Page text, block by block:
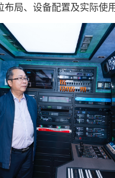
局、设备配置及实际使用